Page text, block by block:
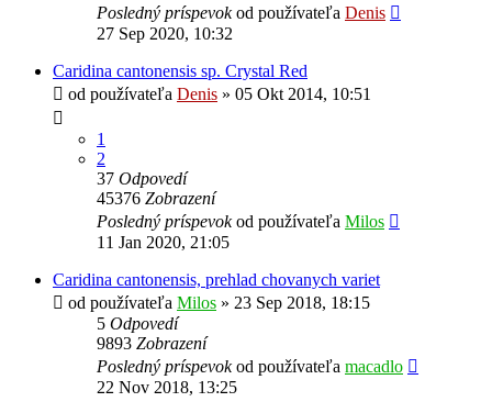
Posledný príspevokod používateľa Denis
27 Sep 2020, 10:32
Caridina cantonensis sp. Crystal Red
od používateľa Denis » 05 Okt 2014, 10:51
1
2
37 Odpovedí
45376 Zobrazení
Posledný príspevokod používateľa Milos
11 Jan 2020, 21:05
Caridina cantonensis, prehlad chovanych variet
od používateľa Milos » 23 Sep 2018, 18:15
5 Odpovedí
9893 Zobrazení
Posledný príspevokod používateľa macadlo
22 Nov 2018, 13:25